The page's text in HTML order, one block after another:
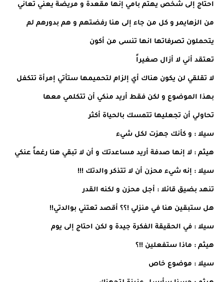
احتاج إلى شخص يهتم بامي إنها مقعدة و مريضة يعني تعاني
من الزهايمر و كل من جاء إلى هنا رفضتهم و هم بدورهم لم
يتحملون تصرفاتها انها تنسى من أكون
تعتقد أني لا أزال صغيراً
لا تقلقي لن يكون هناك أي إلزام لتحميمها ستأتي إمرأة تتكفل
بهذا الموضوع و لكن فقط أريد منكي أن تتكلمي معها
تحاولي أن تجعليها تتمسك بالحياة أكثر
سيلا : و كأنك جهزت لكل شيء
هيثم : لا إنها صدفة أريد مساعدتك و أن لا تبقي هنا رغماً عنكي
سيلا : إنه شيء محزن أن لا تتذكر والدتك !!!
تنهد بضيق قائلا : أجل محزن و لكنه القدر
هل ستبقين هنا في منزلي !؟؟ أقصد تعتني بوالدتي!!
سيلا : في الحقيقة الفكرة جيدة و لكن احتاج إلى يوم
هيثم : ماذا ستفعلين !!؟
سيلا : موضوع خاص